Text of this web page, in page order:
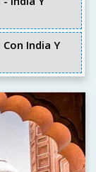
India Y